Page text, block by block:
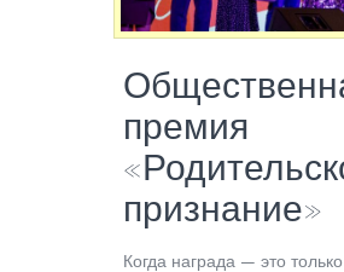
премия
признание»
Когда награда — это